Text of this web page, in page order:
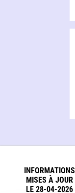
INFORMATIONS
MISES À JOUR
LE 28-04-2026